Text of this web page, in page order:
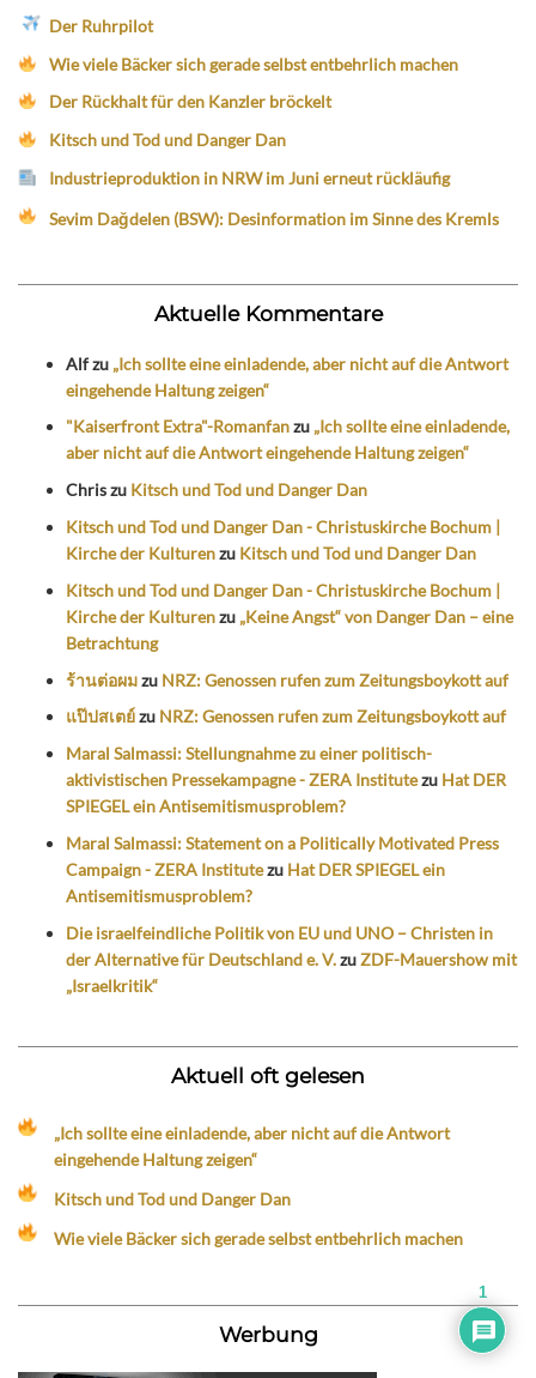
Der Ruhrpilot
Wie viele Bäcker sich gerade selbst entbehrlich machen
Der Rückhalt für den Kanzler bröckelt
Kitsch und Tod und Danger Dan
Industrieproduktion in NRW im Juni erneut rückläufig
Sevim Dağdelen (BSW): Desinformation im Sinne des Kremls
Aktuelle Kommentare
Alfzu „Ich sollte eine einladende, aber nicht auf die Antwort
eingehende Haltung zeigen“
"Kaiserfront Extra"-Romanfanzu „Ich sollte eine einladende,
aber nicht auf die Antwort eingehende Haltung zeigen“
Chriszu Kitsch und Tod und Danger Dan
Kitsch und Tod und Danger Dan - Christuskirche Bochum |
Kirche der Kulturenzu Kitsch und Tod und Danger Dan
Kitsch und Tod und Danger Dan - Christuskirche Bochum |
Kirche der Kulturenzu „Keine Angst“ von Danger Dan – eine
Betrachtung
ร้านต่อผมzu NRZ: Genossen rufen zum Zeitungsboykott auf
แป๊ปสเตย์zu NRZ: Genossen rufen zum Zeitungsboykott auf
Maral Salmassi: Stellungnahme zu einer politisch-
aktivistischen Pressekampagne - ZERA Institutezu Hat DER
SPIEGEL ein Antisemitismusproblem?
Maral Salmassi: Statement on a Politically Motivated Press
Campaign - ZERA Institutezu Hat DER SPIEGEL ein
Antisemitismusproblem?
Die israelfeindliche Politik von EU und UNO – Christen in
der Alternative für Deutschland e. V.zuZDF-Mauershow mit
„Israelkritik“
Aktuell oft gelesen
„Ich sollte eine einladende, aber nicht auf die Antwort
eingehende Haltung zeigen“
Kitsch und Tod und Danger Dan
Wie viele Bäcker sich gerade selbst entbehrlich machen
Werbung
1